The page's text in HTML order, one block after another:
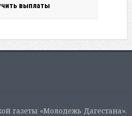
выплаты
газеты «Молодежь Дагестана».